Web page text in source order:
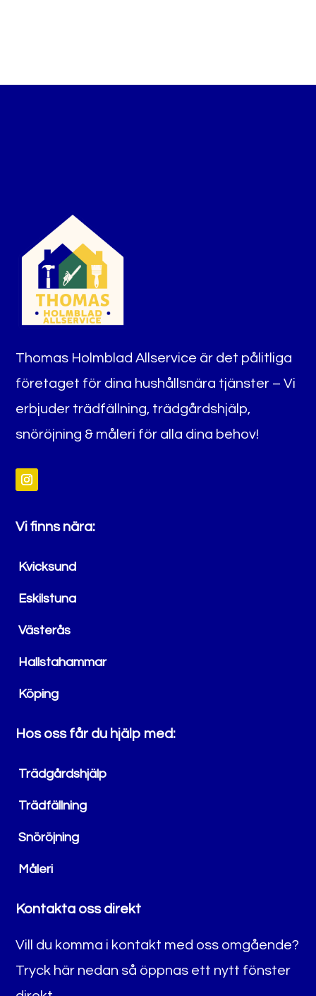
Thomas Holmblad Allservice är det pålitliga
företaget för dina hushållsnära tjänster – Vi
erbjuder trädfällning, trädgårdshjälp,
snöröjning & måleri för alla dina behov!
Vi finns nära:
Kvicksund
Eskilstuna
Västerås
Hallstahammar
Köping
Hos oss får du hjälp med:
Trädgårdshjälp
Trädfällning
Snöröjning
Måleri
Kontakta oss direkt
Vill du komma i kontakt med oss omgående?
Tryck här nedan så öppnas ett nytt fönster